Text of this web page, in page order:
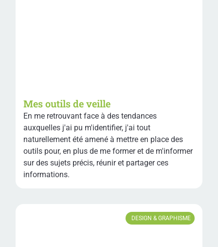
Mes outils de veille
En me retrouvant face à des tendances
auxquelles j'ai pu m'identifier, j'ai tout
naturellement été amené à mettre en place des
outils pour, en plus de me former et de m'informer
sur des sujets précis, réunir et partager ces
informations.
DESIGN & GRAPHISME